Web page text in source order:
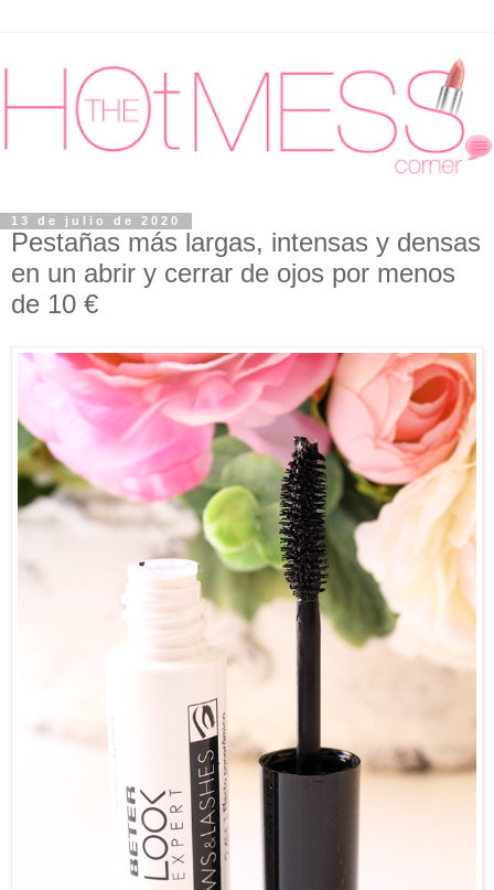
13 de julio de 2020
Pestañas más largas, intensas y densas
en un abrir y cerrar de ojos por menos
de 10 €